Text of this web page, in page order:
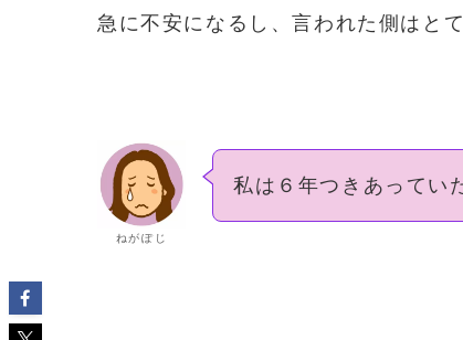
急に不安になるし、言われた側はと
ねがぽじ
私は６年つきあってい